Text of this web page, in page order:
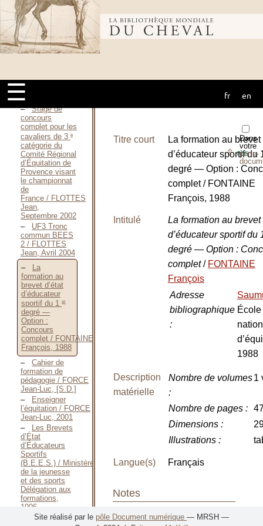
Bibliothèque
mondiale du
cheval
☰ fr en
Inès, Octobre
1987
Organisation
d’un stage en
vue de faire
participer une
de
Vittel / FLAMENT
Gildas, 1997
Stage de
concours
complet pour les
cavaliers de 3 e
catégorie du
Comité Régional
d’Équitation de
Provence visant
le championnat
de
France / FLOTTES
Jean,
Septembre 2002
UF3 Tronc
commun BEES
2 / FLOTTES
Jean, Avril 2004
La
formation au
brevet d’état
d’éducateur
sportif du 1 er
degré —
Option :
Concours
complet / FONTAINE
François, 1988
Cahier de
formation de
pédagogie / FORCE
Jean-Luc, [S.D.]
Enseigner
l’équitation / FORCE
Jean-Luc, 2001
Les Brevets
d’État
d’Éducateurs
Sportifs
(B.E.E.S.) / Ministère
de la jeunesse
et des sports
Délégation aux
formations,
1996
Le
Dans
votre
porte-
⇪PDF
Titre court
La formation au brevet
d’éducateur sportif du
degré — Option :
complet / FONTAINE
François, 1988
Intitulé
La formation au brevet
d’éducateur sportif du
degré — Option :
complet/ FONTAINE
François
Adresse
bibliographique
:
École
1988
Description
matérielle
Nombre de volumes
:
1
Nombre de pages:
Dimensions:
Illustrations:
Langue(s) Français
Notes
Notes sur la
Site réalisé par le pôle Document numérique — MRSH —